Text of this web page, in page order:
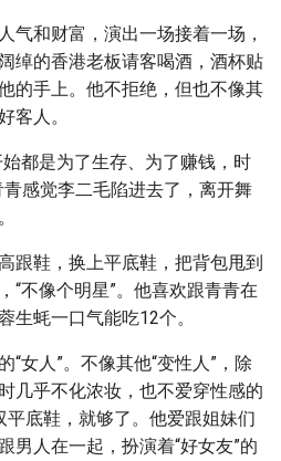
气和财富，演出一场接着一场，
绰的香港老板请客喝酒，酒杯贴
的手上。他不拒绝，但也不像其
客人。
都是为了生存、为了赚钱，时
感觉李二毛陷进去了，离开舞
跟鞋，换上平底鞋，把背包甩到
“不像个明星”。他喜欢跟青青在
生蚝一口气能吃12个。
女人”。不像其他“变性人”，除
几乎不化浓妆，也不爱穿性感的
底鞋，就够了。他爱跟姐妹们
男人在一起，扮演着“好女友”的